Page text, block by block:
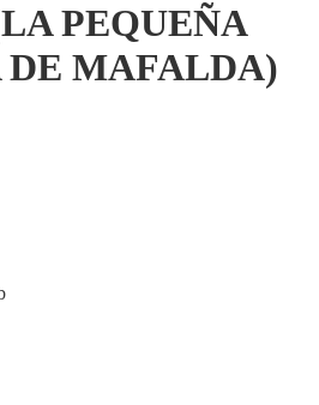
PEQUEÑA
MAFALDA)